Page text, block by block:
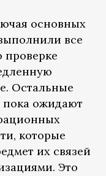
основных
все
проверке
Остальные
пока ожидают
которые
их связей
Это